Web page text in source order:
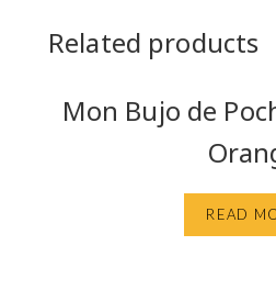
Related products
Mon Bujo de
READ